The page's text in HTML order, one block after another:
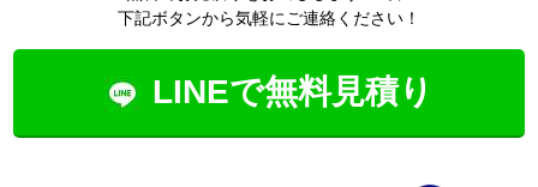
下記ボタンから気軽にご連絡ください！
LINEで無料見積り